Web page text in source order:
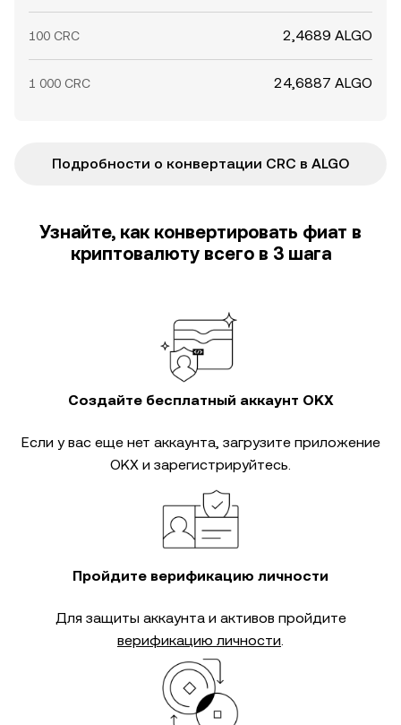
100 CRC 2,4689 ALGO
1 000 CRC 24,6887 ALGO
Подробности о конвертации CRC в ALGO
Узнайте, как конвертировать фиат в
криптовалюту всего в 3 шага
Создайте бесплатный аккаунт OKX
Если у вас еще нет аккаунта, загрузите приложение
OKX и зарегистрируйтесь.
Пройдите верификацию личности
Для защиты аккаунта и активов пройдите
верификацию личности.